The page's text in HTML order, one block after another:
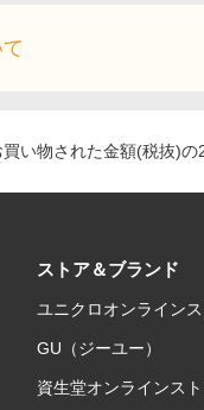
い物された金額(税抜)
ストア＆ブランド
ユニクロオンライン
GU（ジーユー）
資生堂オンラインス